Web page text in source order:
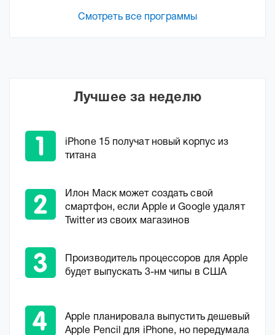
Смотреть все программы
Лучшее за неделю
iPhone 15 получат новый корпус из
титана
Илон Маск может создать свой
смартфон, если Apple и Google удалят
Twitter из своих магазинов
Производитель процессоров для Apple
будет выпускать 3-нм чипы в США
Apple планировала выпустить дешевый
Apple Pencil для iPhone, но передумала